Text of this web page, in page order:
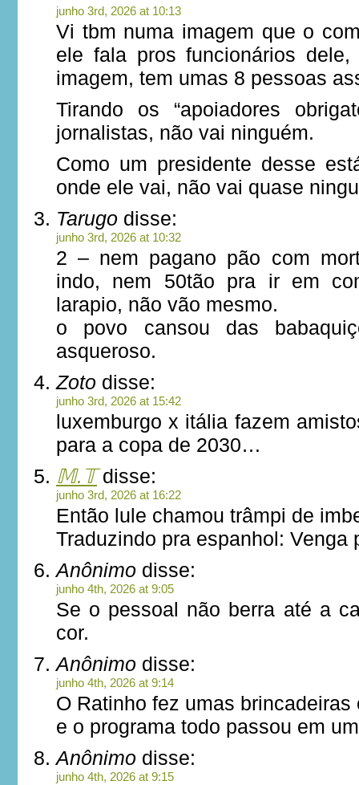
junho 3rd, 2026 at 10:13
Vi tbm numa imagem que o
ele fala pros funcionários
imagem, tem umas 8 pessoas
Tirando os “apoiadores
jornalistas, não vai ninguém.
Como um presidente desse
onde ele vai, não vai quase
Tarugo disse:
junho 3rd, 2026 at 10:32
2 – nem pagano pão com
indo, nem 50tão pra ir em
larapio, não vão mesmo.
o povo cansou das
asqueroso.
Zoto disse:
junho 3rd, 2026 at 15:42
luxemburgo x itália fazem
para a copa de 2030…
𝕄.𝕋disse:
junho 3rd, 2026 at 16:22
Então lule chamou trâmpi de
Traduzindo pra espanhol: Venga
Anônimo disse:
junho 4th, 2026 at 9:05
Se o pessoal não berra até a
cor.
Anônimo disse:
junho 4th, 2026 at 9:14
O Ratinho fez umas brincadeiras
e o programa todo passou em
Anônimo disse:
junho 4th, 2026 at 9:15